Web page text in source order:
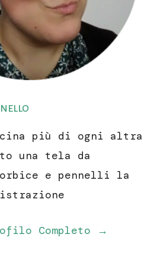
più di ogni altra
una tela da
e pennelli la
Completo →